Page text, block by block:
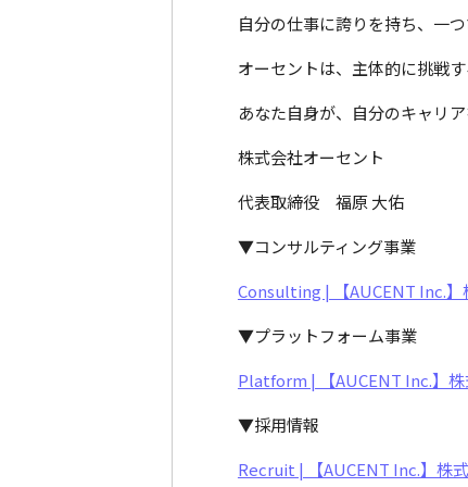
自分の仕事に誇りを持ち、一
オーセントは、主体的に挑戦
あなた自身が、自分のキャリ
株式会社オーセント
代表取締役 福原 大佑
▼コンサルティング事業
Consulting | 【AUCENT Inc.】
▼プラットフォーム事業
Platform | 【AUCENT Inc.】
▼採用情報
Recruit | 【AUCENT Inc.】株